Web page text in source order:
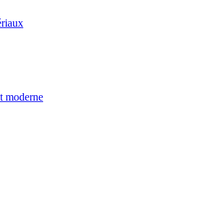
moderne